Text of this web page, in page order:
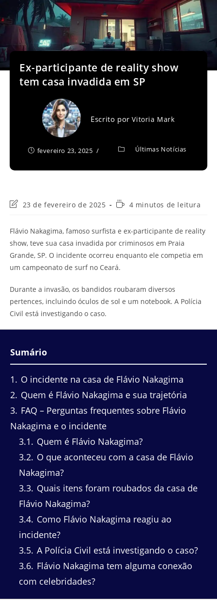
Ex-participante de reality show
tem casa invadida em SP
Escrito porVitoria Mark
fevereiro 23, 2025 Últimas Notícias
Última
post:
23 de fevereiro de 2025
Tempo4 minutos de leitura
Flávio Nakagima, famoso surfista e ex-participante de reality
show, teve sua casa invadida por criminosos em Praia
Grande, SP. O incidente ocorreu enquanto ele competia em
um campeonato de surf no Ceará.
Durante a invasão, os bandidos roubaram diversos
pertences, incluindo óculos de sol e um notebook. A Polícia
Civil está investigando o caso.
Sumário
1
O incidente na casa de Flávio Nakagima
2 Quem é Flávio Nakagima e sua trajetória
3 FAQ – Perguntas frequentes sobre Flávio
Nakagima e o incidente
3.1
Quem é Flávio Nakagima?
3.2 O que aconteceu com a casa de Flávio
Nakagima?
3.3 Quais itens foram roubados da casa de
Flávio Nakagima?
3.4 Como Flávio Nakagima reagiu ao
incidente?
3.5 A Polícia Civil está investigando o caso?
3.6 Flávio Nakagima tem alguma conexão
com celebridades?